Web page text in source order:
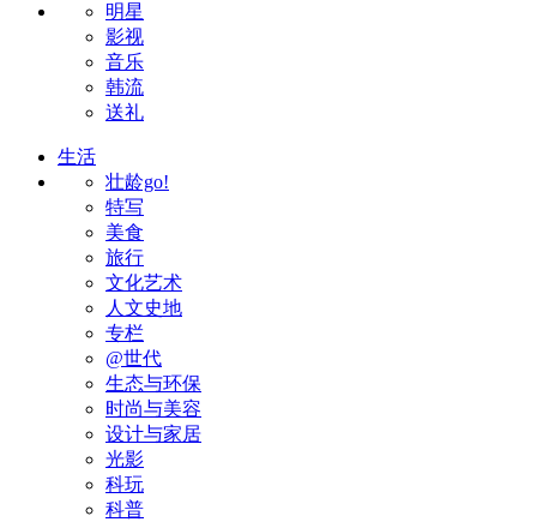
明星
影视
音乐
韩流
送礼
生活
壮龄go!
特写
美食
旅行
文化艺术
人文史地
专栏
@世代
生态与环保
时尚与美容
设计与家居
光影
科玩
科普